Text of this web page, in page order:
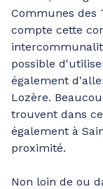
Communes des
compte cette
possible
également
Lozère.
trouvent dans
également à
proximité.
Non loin de ou